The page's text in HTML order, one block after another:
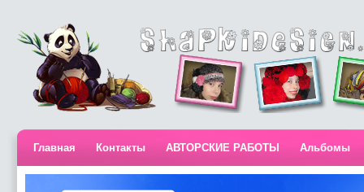
Главная Контакты АВТОРСКИЕ РАБОТЫ Альбомы